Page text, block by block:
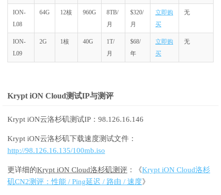
ION-
L08
64G 12核 960G
8TB/
月
$320/
月
立即购
买
无
ION-
L09
2G 1核 40G
1T/
月
$68/
年
立即购
买
无
Krypt iON Cloud测试IP与测评
Krypt iON云洛杉矶测试IP：98.126.16.146
Krypt iON云洛杉矶下载速度测试文件：
http://98.126.16.135/100mb.iso
更详细的Krypt iON Cloud洛杉矶测评 ：《Krypt iON Cloud洛杉
矶CN2测评：性能 / Ping延迟 / 路由 / 速度》